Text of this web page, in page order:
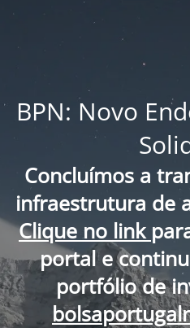
BPN: Novo
Concluímos a
infraestrutura de
Clique no link
portal e
portfólio de